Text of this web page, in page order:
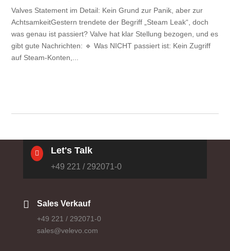
Valves Statement im Detail: Kein Grund zur Panik, aber zur
AchtsamkeitGestern trendete der Begriff „Steam Leak“, doch
was genau ist passiert? Valve hat klar Stellung bezogen, und es
gibt gute Nachrichten: 🔹 Was NICHT passiert ist: Kein Zugriff
auf Steam-Konten,...
 Let's Talk
+49 221 / 292071-0
 Sales Verkauf
+49 221 / 292071-0
sales@velevo.com